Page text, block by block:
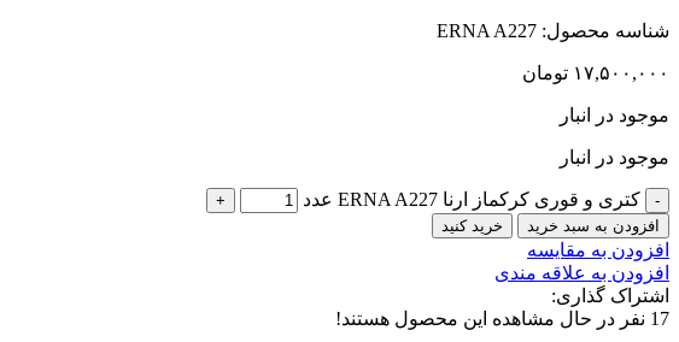
شناسه محصول: ERNA A227
۱۷,۵۰۰,۰۰۰ تومان
موجود در انبار
موجود در انبار
کتری و قوری کرکماز ارنا ERNA A227 عدد
افزودن به سبد خرید خرید کنید
افزودن به مقایسه
افزودن به علاقه مندی
اشتراک گذاری:
17 نفر در حال مشاهده این محصول هستند!